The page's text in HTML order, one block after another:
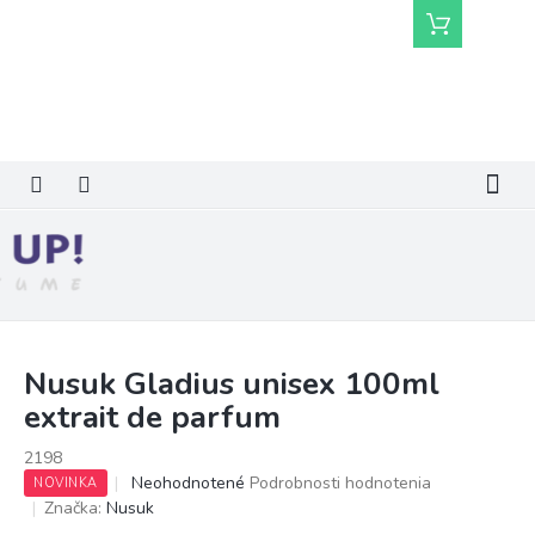
Nákupný
košík
Nusuk Gladius unisex 100ml
extrait de parfum
2198
NOVINKA
Priemerné
hodnotenie
Neohodnotené Podrobnosti hodnotenia
Značka: Nusuk